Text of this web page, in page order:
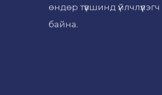
өндөр түвшинд үйлчлүүлэгч
байна.